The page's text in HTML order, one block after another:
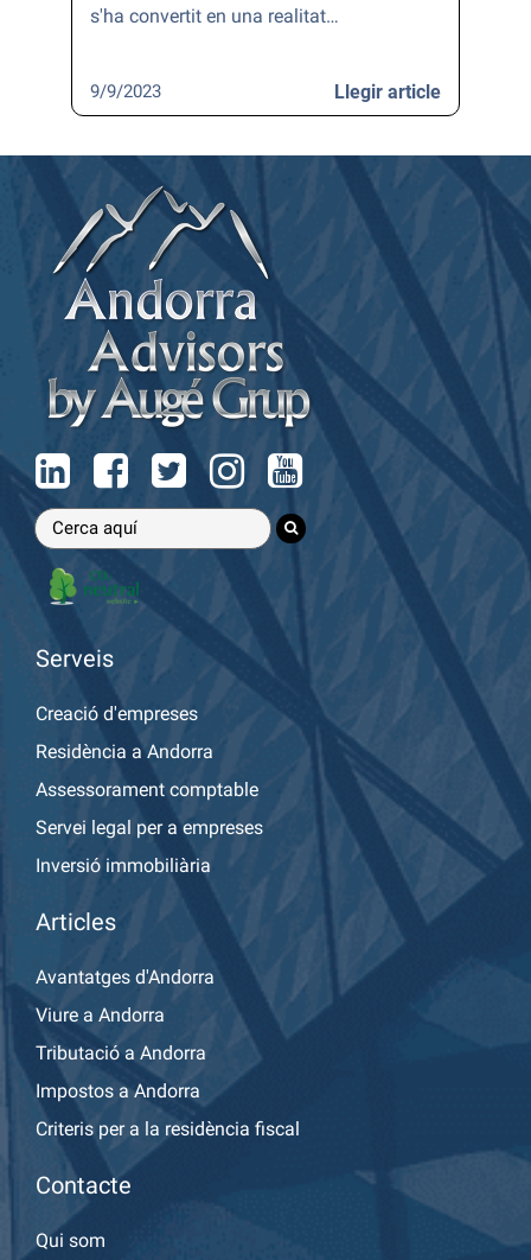
s'ha convertit en una realitat…
Llegir article
9/9/2023
Serveis
Creació d'empreses
Residència a Andorra
Assessorament comptable
Servei legal per a empreses
Inversió immobiliària
Articles
Avantatges d'Andorra
Viure a Andorra
Tributació a Andorra
Impostos a Andorra
Criteris per a la residència fiscal
Contacte
Qui som